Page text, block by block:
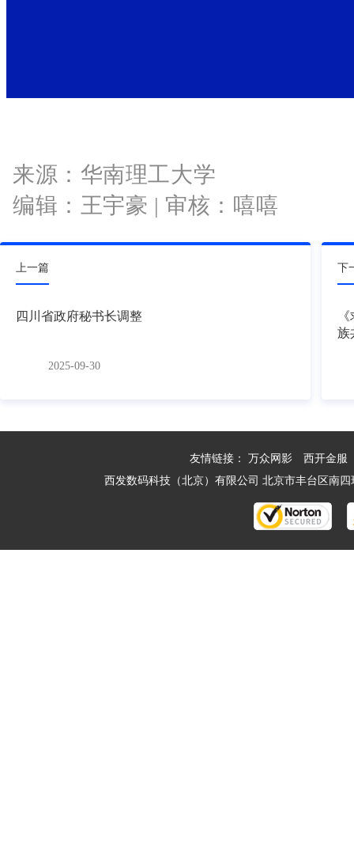
来源：华南理工大学
编辑：王宇豪 | 审核：嘻嘻
上一篇
四川省政府秘书长调整
2025-09-30
下
族
友情链接： 万众网影
西开金服
西发数码科技（北京）有限公司 北京市丰台区南四